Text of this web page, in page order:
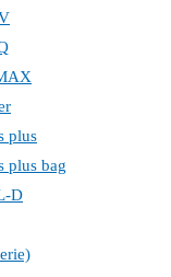
plus
plus bag
D